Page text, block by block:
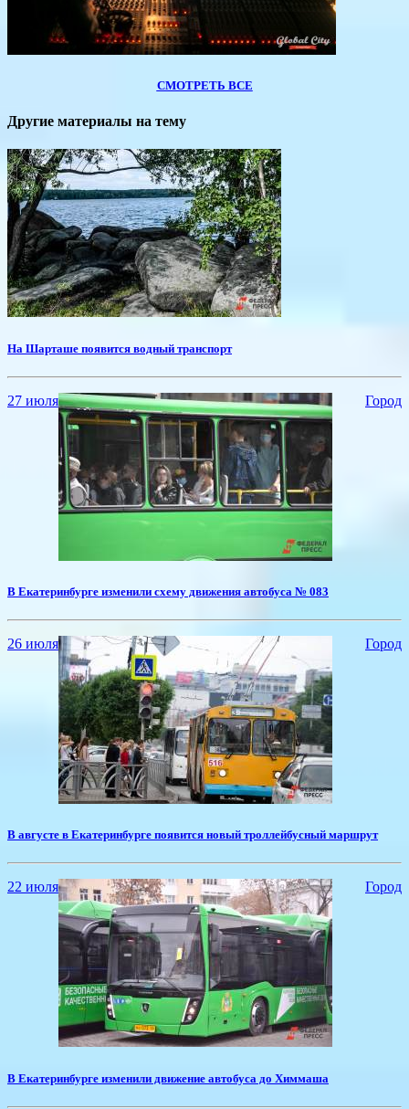
СМОТРЕТЬ ВСЕ
Другие материалы на тему
На Шарташе появится водный транспорт
27 июля Город
​В Екатеринбурге изменили схему движения автобуса № 083
26 июля Город
​В августе в Екатеринбурге появится новый троллейбусный маршрут
22 июля Город
​В Екатеринбурге изменили движение автобуса до Химмаша